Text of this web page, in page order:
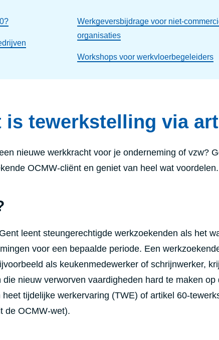
Werkgeversbijdrage voor niet-
organisaties
Workshops voor werkvloerbegeleiders
is tewerkstelling via
nieuwe werkkracht voor je onderneming of vzw?
OCMW-cliënt en geniet van heel wat voordelen.
leent steungerechtigde werkzoekenden als het
voor een bepaalde periode. Een
als keukenmedewerker of schrijnwerker,
die nieuw verworven vaardigheden hard te maken op
heet tijdelijke werkervaring (TWE) of artikel 60-
de OCMW-wet).